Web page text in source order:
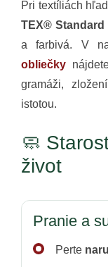
Pri textíliách
TEX® Standard
a farbivá. V
obliečky
gramáži,
istotou.
🧼
život
Pranie a
Perte